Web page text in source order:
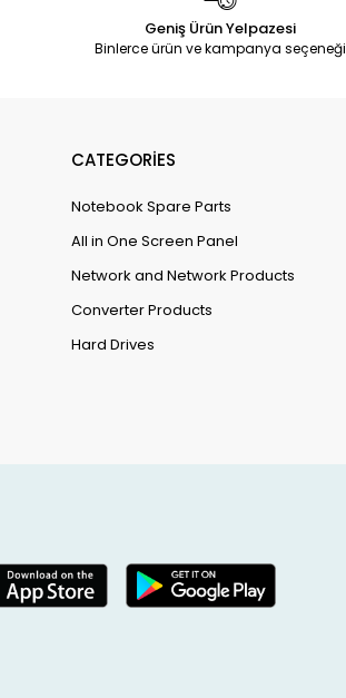
Geniş Ürün Yelpazesi
Binlerce ürün ve kampanya seçeneği
CATEGORİES
Notebook Spare Parts
All in One Screen Panel
Network and Network Products
Converter Products
Hard Drives